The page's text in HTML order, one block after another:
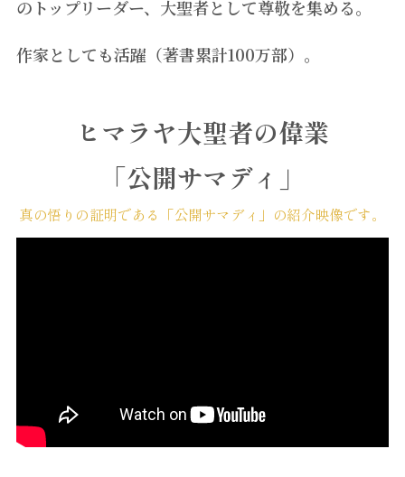
のトップリーダー、大聖者として尊敬を集める。
作家としても活躍（著書累計100万部）。
ヒマラヤ大聖者の偉業
「公開サマディ」
真の悟りの証明である「公開サマディ」の紹介映像です。